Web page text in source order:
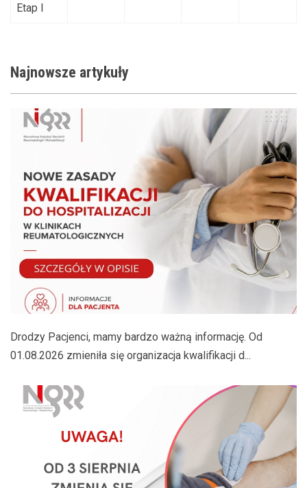
Etap I
Najnowsze artykuły
Drodzy Pacjenci, mamy bardzo ważną informację. Od
01.08.2026 zmieniła się organizacja kwalifikacji d...